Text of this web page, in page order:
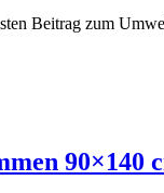
Beitrag zum
90×140